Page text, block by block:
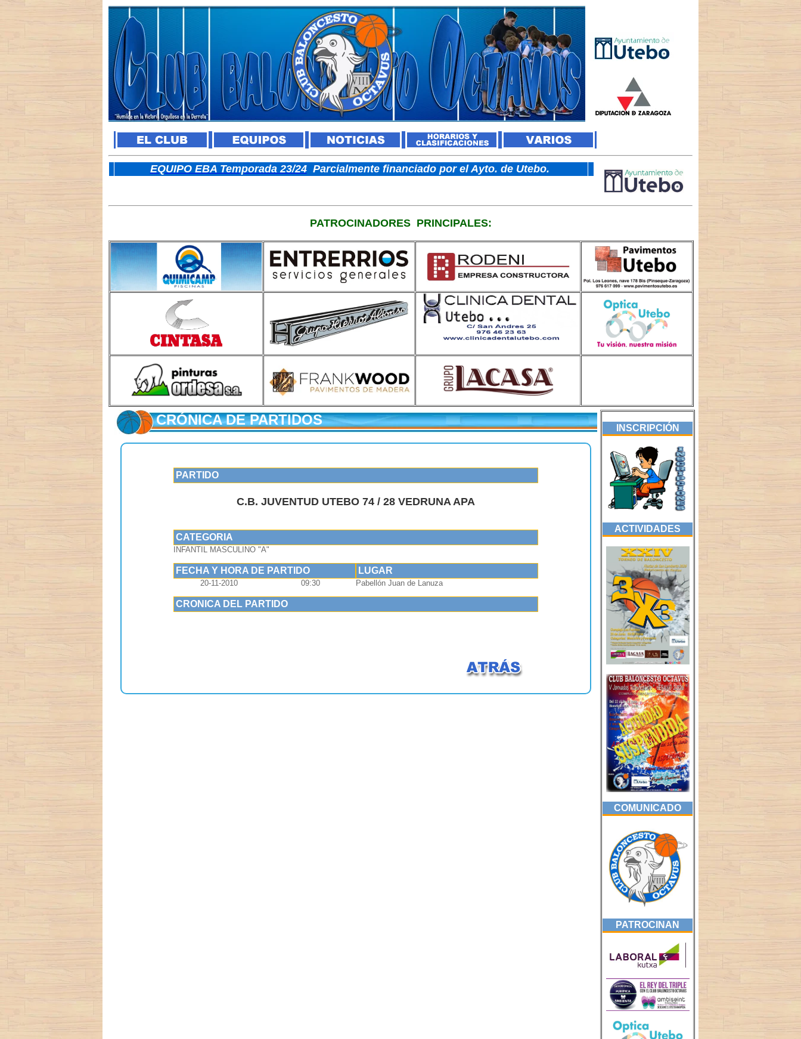
EQUIPO EBA Temporada 23/24 Parcialmente financiado por el Ayto. de Utebo.
PATROCINADORES PRINCIPALES:
CRÓNICA DE PARTIDOS
PARTIDO
C.B. JUVENTUD UTEBO 74 / 28 VEDRUNA APA
CATEGORIA
INFANTIL MASCULINO "A"
FECHA Y HORA DE PARTIDO LUGAR
20-11-2010 09:30 Pabellón Juan de Lanuza
CRONICA DEL PARTIDO
INSCRIPCIÓN
ACTIVIDADES
COMUNICADO
PATROCINAN